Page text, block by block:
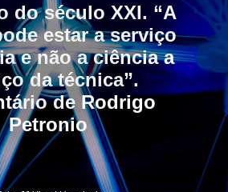
do século XXI. “A
estar a serviço
e não a ciência a
da técnica”.
de Rodrigo
Petronio